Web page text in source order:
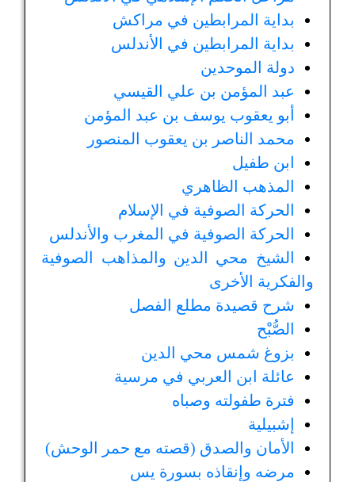
بداية المرابطين في مراكش
بداية المرابطين في الأندلس
دولة الموحدين
عبد المؤمن بن علي القيسي
أبو يعقوب يوسف بن عبد المؤمن
محمد الناصر بن يعقوب المنصور
ابن طفيل
المذهب الظاهري
الحركة الصوفية في الإسلام
الحركة الصوفية في المغرب والأندلس
الشيخ محي الدين والمذاهب الصوفية
والفكرية الأخرى
شرح قصيدة مطلع الفصل
الصُّبْح
بزوغ شمس محي الدين
عائلة ابن العربي في مرسية
فترة طفولته وصباه
إشبيلية
الأمان والصدق (قصته مع حمر الوحش)
مرضه وإنقاذه بسورة يس